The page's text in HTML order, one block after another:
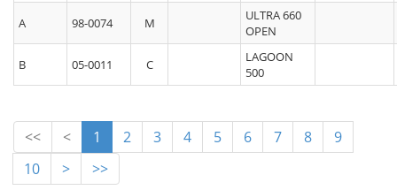
A 98-0074 M
ULTRA 660
OPEN
B 05-0011 C
LAGOON
500
<< < 1 2 3 4 5 6 7 8
9
10
> >>